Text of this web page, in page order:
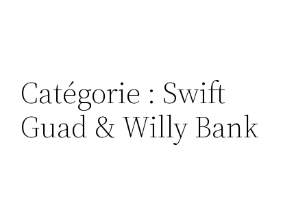
Catégorie : Swift
Guad & Willy Bank